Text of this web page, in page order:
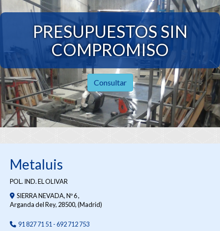
PRESUPUESTOS SIN
COMPROMISO
Consultar
Metaluis
POL. IND. EL OLIVAR
SIERRA NEVADA, Nº 6 ,
Arganda del Rey, 28500,(Madrid)
91 827 71 51 - 692 712 753